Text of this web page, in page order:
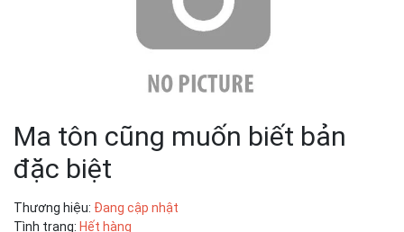
Ma tôn cũng muốn biết bản
đặc biệt
Thương hiệu: Đang cập nhật
Tình trạng: Hết hàng